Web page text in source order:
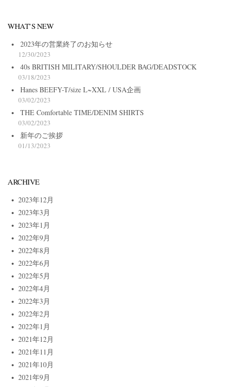
WHAT’S NEW
2023年の営業終了のお知らせ
12/30/2023
40s BRITISH MILITARY/SHOULDER BAG/DEADSTOCK
03/18/2023
Hanes BEEFY-T/size L~XXL / USA企画
03/02/2023
THE Comfortable TIME/DENIM SHIRTS
03/02/2023
新年のご挨拶
01/13/2023
ARCHIVE
2023年12月
2023年3月
2023年1月
2022年9月
2022年8月
2022年6月
2022年5月
2022年4月
2022年3月
2022年2月
2022年1月
2021年12月
2021年11月
2021年10月
2021年9月